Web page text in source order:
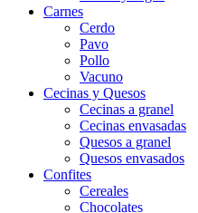
Carnes
Cerdo
Pavo
Pollo
Vacuno
Cecinas y Quesos
Cecinas a granel
Cecinas envasadas
Quesos a granel
Quesos envasados
Confites
Cereales
Chocolates